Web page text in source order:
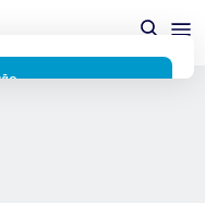
Doutor Finanças e
Saiba mais sobre as
aqui.
comprometidos com
nosso website. Não
quaisquer dados
navegação normal no